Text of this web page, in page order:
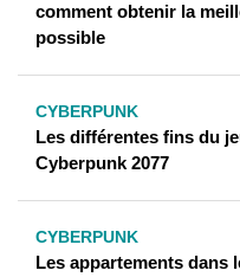
comment obtenir la
possible
CYBERPUNK
Les différentes fins du
Cyberpunk 2077
CYBERPUNK
Les appartements dans